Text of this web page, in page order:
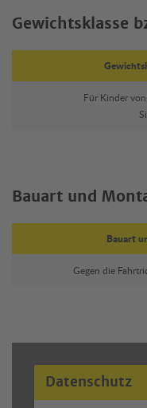
Gewichtsklasse
Für Kinder
Bauart und
Bauart
Gegen die
Datenschutz